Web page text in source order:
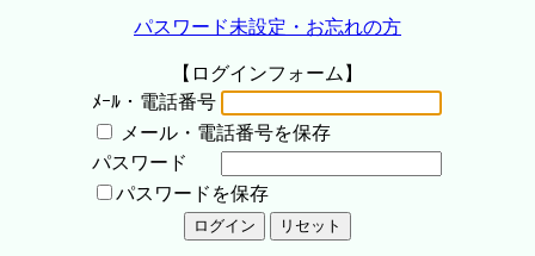
パスワード未設定・お忘れの方
【ログインフォーム】
ﾒｰﾙ・電話番号
メール・電話番号を保存
パスワード
パスワードを保存